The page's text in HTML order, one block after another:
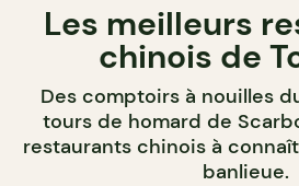
Les meilleurs
chinois de
Des comptoirs à nouilles
tours de homard de
restaurants chinois à
banlieue.